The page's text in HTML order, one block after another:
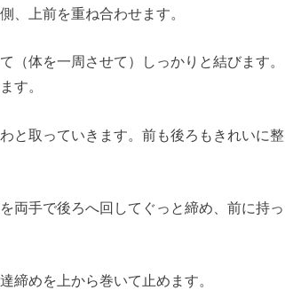
、上前を重ね合わせます。
（体を一周させて）しっかりと結びます。
す。
と取っていきます。前も後ろもきれいに整
両手で後ろへ回してぐっと締め、前に持っ
締めを上から巻いて止めます。